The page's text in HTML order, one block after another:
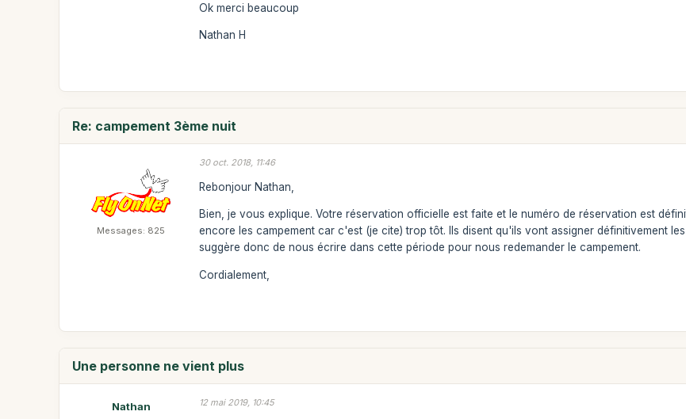
Ok merci beaucoup
Nathan H
Re: campement 3ème nuit
Messages: 825
30 oct. 2018, 11:46
Rebonjour Nathan,
Bien, je vous explique. Votre réservation officielle est faite et le numéro de réservation est
encore les campement car c'est (je cite) trop tôt. Ils disent qu'ils vont assigner définitivement
suggère donc de nous écrire dans cette période pour nous redemander le campement.
Cordialement,
Une personne ne vient plus
Nathan 12 mai 2019, 10:45